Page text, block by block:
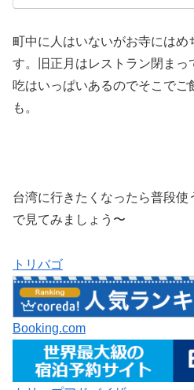
ないかもしれない
出して運転されます
町中に人はいないがお寺にはめ
す。旧正月はレストラン閉ま
吃はいっぱいあるのでそこでご
も。
台湾に行きたくなったら普段使
で見てみましょう〜
トリバゴ
Booking.com